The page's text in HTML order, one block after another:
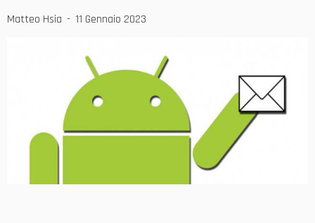
Matteo Hsia 11 Gennaio 2023